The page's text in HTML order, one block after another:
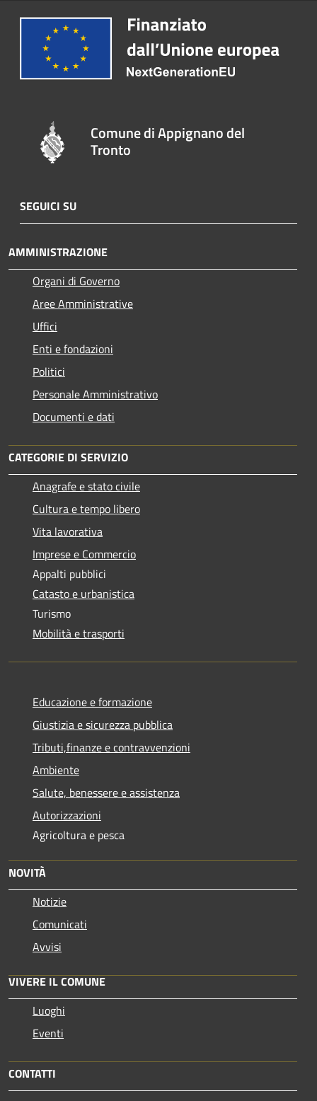
Comune di Appignano del
Tronto
SEGUICI SU
AMMINISTRAZIONE
Organi di Governo
Aree Amministrative
Uffici
Enti e fondazioni
Politici
Personale Amministrativo
Documenti e dati
CATEGORIE DI SERVIZIO
Anagrafe e stato civile
Cultura e tempo libero
Vita lavorativa
Imprese e Commercio
Appalti pubblici
Catasto e urbanistica
Turismo
Mobilità e trasporti
Educazione e formazione
Giustizia e sicurezza pubblica
Tributi,finanze e contravvenzioni
Ambiente
Salute, benessere e assistenza
Autorizzazioni
Agricoltura e pesca
NOVITÀ
Notizie
Comunicati
Avvisi
VIVERE IL COMUNE
Luoghi
Eventi
CONTATTI